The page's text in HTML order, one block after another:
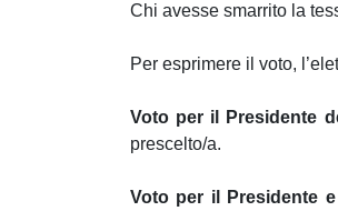
Chi avesse smarrito la
Per esprimere il voto,
Voto per il Presidente
prescelto/a.
Voto per il Presidente